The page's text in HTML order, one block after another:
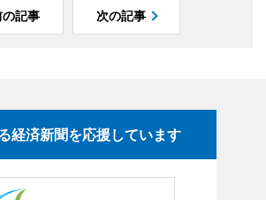
の記事 次の記事
経済新聞を応援しています